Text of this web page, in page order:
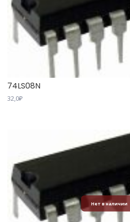
74LS08N
32,0₽
Нет в наличии